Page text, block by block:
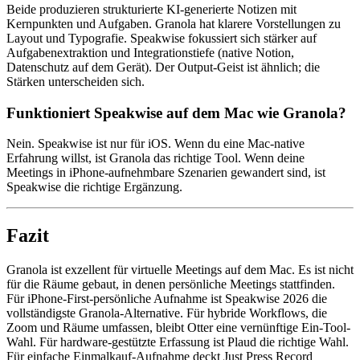
Beide produzieren strukturierte KI-generierte Notizen mit
Kernpunkten und Aufgaben. Granola hat klarere Vorstellungen zu
Layout und Typografie. Speakwise fokussiert sich stärker auf
Aufgabenextraktion und Integrationstiefe (native Notion,
Datenschutz auf dem Gerät). Der Output-Geist ist ähnlich; die
Stärken unterscheiden sich.
Funktioniert Speakwise auf dem Mac wie Granola?
Nein. Speakwise ist nur für iOS. Wenn du eine Mac-native
Erfahrung willst, ist Granola das richtige Tool. Wenn deine
Meetings in iPhone-aufnehmbare Szenarien gewandert sind, ist
Speakwise die richtige Ergänzung.
Fazit
Granola ist exzellent für virtuelle Meetings auf dem Mac. Es ist nicht
für die Räume gebaut, in denen persönliche Meetings stattfinden.
Für iPhone-First-persönliche Aufnahme ist Speakwise 2026 die
vollständigste Granola-Alternative. Für hybride Workflows, die
Zoom und Räume umfassen, bleibt Otter eine vernünftige Ein-Tool-
Wahl. Für hardware-gestützte Erfassung ist Plaud die richtige Wahl.
Für einfache Einmalkauf-Aufnahme deckt Just Press Record